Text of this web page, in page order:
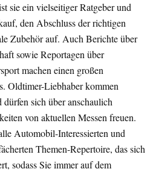
sie ein vielseitiger Ratgeber und
den Abschluss der richtigen
Zubehör auf. Auch Berichte über
sowie Reportagen über
machen einen großen
Oldtimer-Liebhaber kommen
sich über anschaulich
von aktuellen Messen freuen.
Automobil-Interessierten und
Themen-Repertoire, das sich
sodass Sie immer auf dem